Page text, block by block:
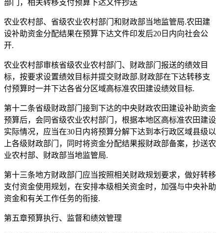
部门，相关转移支付预算下达文件抄送
农业农村部、省级农业农村部门和财政部当地监管局.农田建
设补助资金分配结果在预算下达文件印发后20日内向社会公
开.
农业农村部审核省级农业农村部门、财政部门报送的绩效目
标，按要求设置绩效目标并提交财政部.财政部在下达转移支
付预算时一并下达各省分区域高标准农田建设绩效目标.
第十二条省级财政部门接到下达的中央财政农田建设补助资金
预算后，会同省级农业农村部门，根据本地区高标准农田建设
实际情况，应当在30日内将预算分解下达到本行政区域县级以
上各级财政部门，同时将资金分配结果报财政部备案，抄送农
业农村部、财政部当地监管局.
第十三条地方财政部门应当按照相关财政规划要求，做好转移
支付资金使用规划，在安排本级相关资金时，加强与中央补助
资金和有关工作任务的衔接.
第五章预算执行、监督和绩效管理